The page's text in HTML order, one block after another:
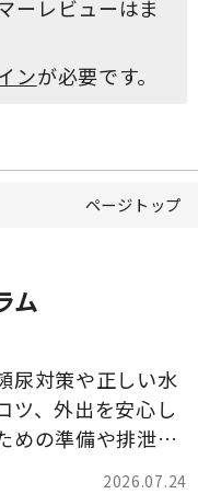
ーレビューはま
ンが必要です。
ページトップ
ム
2026.07.24
尿対策や正しい水
ツ、外出を安心し
めの準備や排泄ケ
び方を解説しま